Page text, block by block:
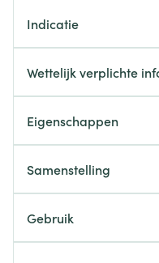
Indicatie
Wettelijk verplichte
Eigenschappen
Samenstelling
Gebruik